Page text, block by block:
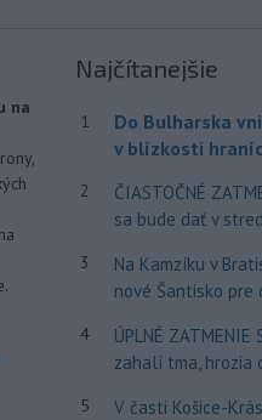
na
Najčítanejšie
1
Do Bulharska
v blízkosti
2
ČIASTOČNÉ
sa bude dať v
3
Na Kamzíku v
nové Šantisko pre
4
ÚPLNÉ ZATMENIE
zahalí tma, hrozia
5
V časti Košice-